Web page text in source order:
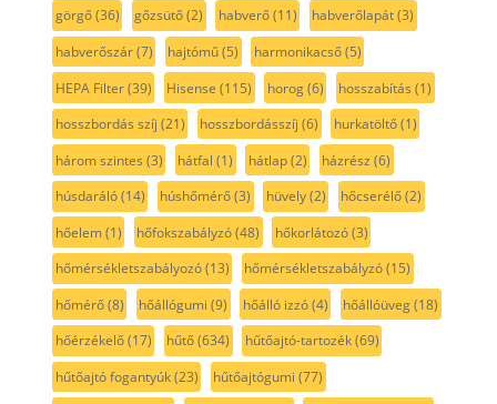
görgő(36) gőzsütő(2) habverő(11) habverőlapát(3)
habverőszár(7) hajtómű(5) harmonikacső(5)
HEPA Filter(39) Hisense (115) horog(6) hosszabítás (1)
hosszbordás szíj (21) hosszbordásszíj (6) hurkatöltő(1)
három szintes (3) hátfal (1) hátlap(2) házrész (6)
húsdaráló(14) húshőmérő(3) hüvely(2) hőcserélő(2)
hőelem(1) hőfokszabályzó(48) hőkorlátozó(3)
hőmérsékletszabályozó(13) hőmérsékletszabályzó(15)
hőmérő(8) hőállógumi (9) hőálló izzó(4) hőállóüveg(18)
hőérzékelő(17) hűtő(634) hűtőajtó-tartozék(69)
hűtőajtó fogantyúk(23) hűtőajtógumi (77)